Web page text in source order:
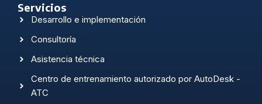
Servicios
Desarrollo e implementación
Consultoría
Asistencia técnica
Centro de entrenamiento autorizado por AutoDesk -
ATC